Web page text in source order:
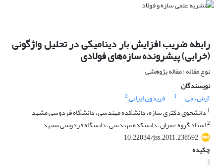
رابطه ضریب افزایش بار دینامیکی در تحلیل واژگونی
(خرابی) پیشرونده سازه‌های فولادی
نوع مقاله : مقاله پژوهشی
نویسندگان
آرش نجی
1 فریدون ایرانی2
1 دانشجوی دکتری سازه، دانشکده مهندسی، دانشگاه فردوسی مشهد
2استاد گروه عمران، دانشکده مهندسی، دانشگاه فردوسی مشهد
10.22034/jss.2011.238592
چکیده